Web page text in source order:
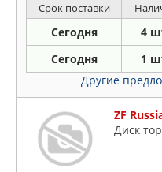
Срок поставки
Сегодня 4
Сегодня 1
Другие
ZF
Диск